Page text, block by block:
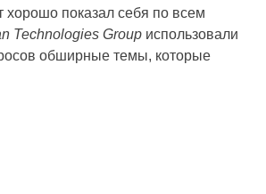
хорошо показал себя по всем
Technologies Group использовали
обширные темы, которые